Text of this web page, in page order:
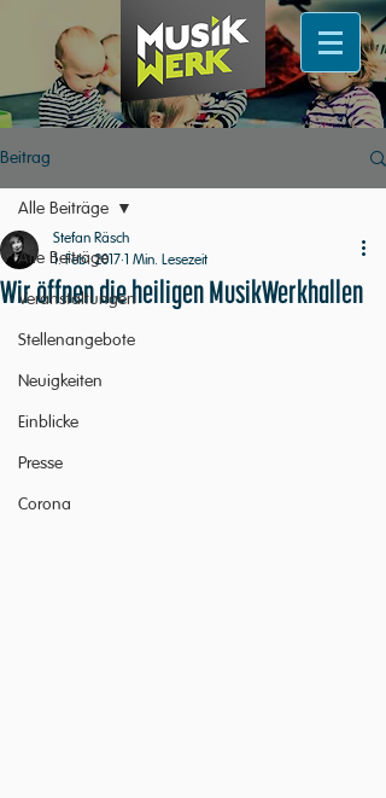
Beitrag
Alle Beiträge
Veranstaltungen
Stellenangebote
Neuigkeiten
Einblicke
Presse
Corona
Alle Beiträge
Wir öffnen die heiligen MusikWerkhallen
Stefan Räsch
1. Feb. 2017 1 Min. Lesezeit